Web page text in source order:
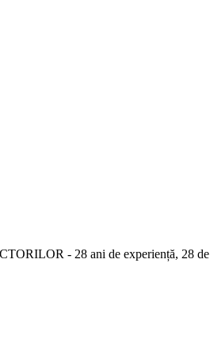
- 28 ani de experiență, 28